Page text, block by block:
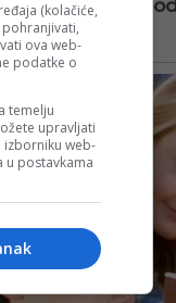
(kolačiće,
ova web-
podatke o
temelju
upravljati
izborniku web-
u postavkama